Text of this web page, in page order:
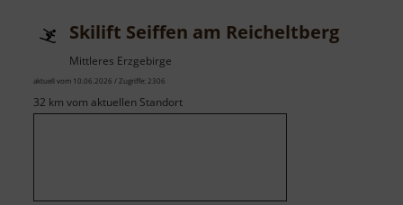
Skilift Seiffen am Reicheltberg
Mittleres Erzgebirge
aktuell vom 10.06.2026 / Zugriffe: 2306
32 km vom aktuellen Standort